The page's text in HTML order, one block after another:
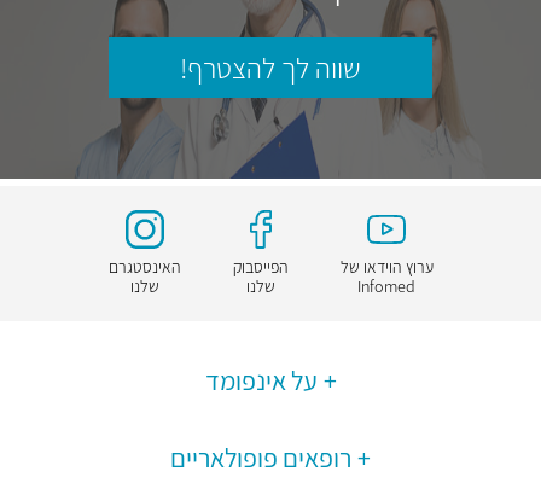
שווה לך להצטרף!
ערוץ הוידאו של
Infomed
הפייסבוק
שלנו
האינסטגרם
שלנו
על אינפומד
רופאים פופולאריים